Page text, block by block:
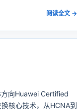
阅读全文 →
向Huawei Certified
核心技术，从HCNA到